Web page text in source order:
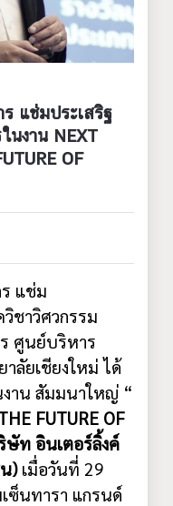
แช่มประเสริฐ
นงาน NEXT
OF
แช่ม
ชาวิศวกรรม
ศูนย์บริหาร
ลัยเชียงใหม่ ได้
งาน สัมมนาใหญ่ “
FUTURE OF
ษัท อินเตอร์ลิ้งค์
)เมื่อวันที่ 29
ซ็นทารา แกรนด์